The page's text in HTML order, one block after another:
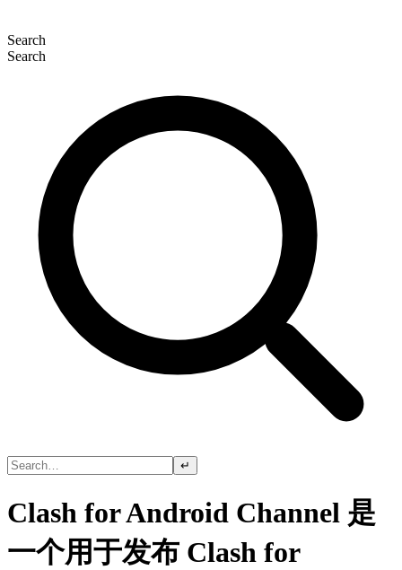
Search
Search
↵
Clash for Android Channel 是
一个用于发布 Clash for